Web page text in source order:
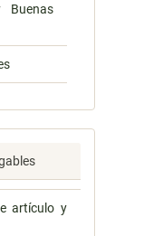
Buenas
artículo y